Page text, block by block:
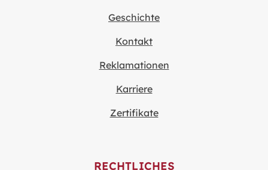
Geschichte
Kontakt
Reklamationen
Karriere
Zertifikate
RECHTLICHES